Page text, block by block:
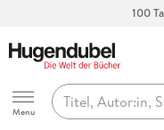
100
Hugendubel
Menu